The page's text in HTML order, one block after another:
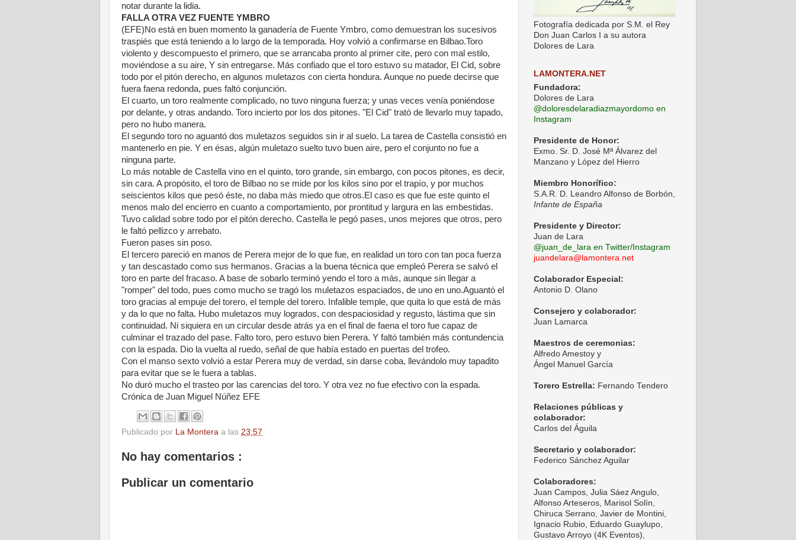
notar durante la lidia.
FALLA OTRA VEZ FUENTE YMBRO
(EFE)No está en buen momento la ganadería de Fuente Ymbro, como demuestran los sucesivos
traspiés que está teniendo a lo largo de la temporada. Hoy volvió a confirmarse en Bilbao.Toro
violento y descompuesto el primero, que se arrancaba pronto al primer cite, pero con mal estilo,
moviéndose a su aire, Y sin entregarse. Más confiado que el toro estuvo su matador, El Cid, sobre
todo por el pitón derecho, en algunos muletazos con cierta hondura. Aunque no puede decirse que
fuera faena redonda, pues faltó conjunción.
El cuarto, un toro realmente complicado, no tuvo ninguna fuerza; y unas veces venía poniéndose
por delante, y otras andando. Toro incierto por los dos pitones. "El Cid" trató de llevarlo muy tapado,
pero no hubo manera.
El segundo toro no aguantó dos muletazos seguidos sin ir al suelo. La tarea de Castella consistió en
mantenerlo en pie. Y en ésas, algún muletazo suelto tuvo buen aire, pero el conjunto no fue a
ninguna parte.
Lo más notable de Castella vino en el quinto, toro grande, sin embargo, con pocos pitones, es decir,
sin cara. A propósito, el toro de Bilbao no se mide por los kilos sino por el trapío, y por muchos
seiscientos kilos que pesó éste, no daba más miedo que otros.El caso es que fue este quinto el
menos malo del encierro en cuanto a comportamiento, por prontitud y largura en las embestidas.
Tuvo calidad sobre todo por el pitón derecho. Castella le pegó pases, unos mejores que otros, pero
le faltó pellizco y arrebato.
Fueron pases sin poso.
El tercero pareció en manos de Perera mejor de lo que fue, en realidad un toro con tan poca fuerza
y tan descastado como sus hermanos. Gracias a la buena técnica que empleó Perera se salvó el
toro en parte del fracaso. A base de sobarlo terminó yendo el toro a más, aunque sin llegar a
"romper" del todo, pues como mucho se tragó los muletazos espaciados, de uno en uno.Aguantó el
toro gracias al empuje del torero, el temple del torero. Infalible temple, que quita lo que está de más
y da lo que no falta. Hubo muletazos muy logrados, con despaciosidad y regusto, lástima que sin
continuidad. Ni siquiera en un circular desde atrás ya en el final de faena el toro fue capaz de
culminar el trazado del pase. Falto toro, pero estuvo bien Perera. Y faltó también más contundencia
con la espada. Dio la vuelta al ruedo, señal de que había estado en puertas del trofeo.
Con el manso sexto volvió a estar Perera muy de verdad, sin darse coba, llevándolo muy tapadito
para evitar que se le fuera a tablas.
No duró mucho el trasteo por las carencias del toro. Y otra vez no fue efectivo con la espada.
Crónica de Juan Miguel Núñez EFE
Publicado por La Montera a las 23:57
No hay comentarios :
Publicar un comentario
Fotografía dedicada por S.M. el Rey
Don Juan Carlos I a su autora
Dolores de Lara
LAMONTERA.NET
Fundadora:
Dolores de Lara
@doloresdelaradiazmayordomo en
Instagram
Presidente de Honor:
Exmo. Sr. D. José Mª Álvarez del
Manzano y López del Hierro
Miembro Honorífico:
S.A.R. D. Leandro Alfonso de Borbón,
Infante de España
Presidente y Director:
Juan de Lara
@juan_de_lara en Twitter/Instagram
juandelara@lamontera.net
Colaborador Especial:
Antonio D. Olano
Consejero y colaborador:
Juan Lamarca
Maestros de ceremonias:
Alfredo Amestoy y
Ángel Manuel García
Torero Estrella: Fernando Tendero
Relaciones públicas y
colaborador:
Carlos del Águila
Secretario y colaborador:
Federico Sánchez Aguilar
Colaboradores:
Juan Campos, Julia Sáez Angulo,
Alfonso Arteseros, Marisol Solín,
Chiruca Serrano, Javier de Montini,
Ignacio Rubio, Eduardo Guaylupo,
Gustavo Arroyo (4K Eventos),